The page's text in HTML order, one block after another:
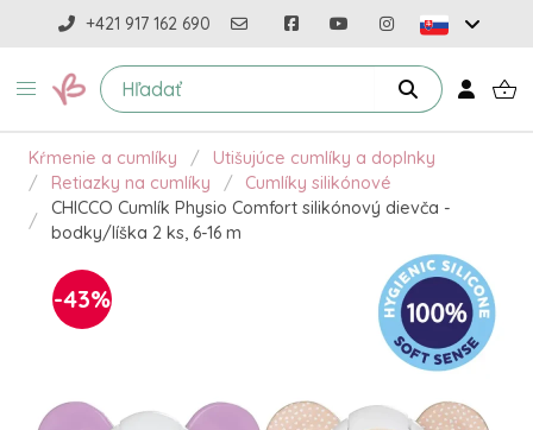
+421 917 162 690
Kŕmenie a cumlíky
Utišujúce cumlíky a doplnky
Retiazky na cumlíky
Cumlíky silikónové
CHICCO Cumlík Physio Comfort silikónový dievča -
bodky/líška 2 ks, 6-16 m
-43%